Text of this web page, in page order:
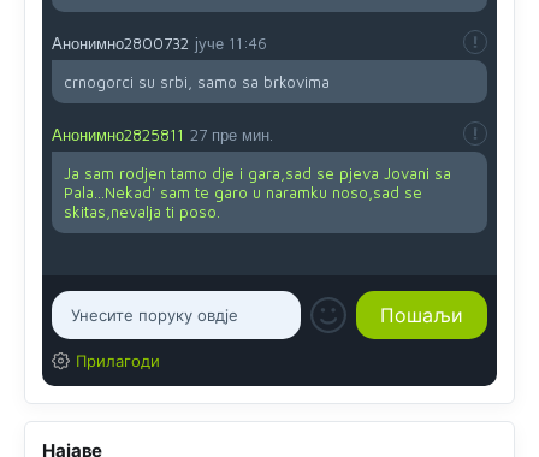
Анонимно2800732 јуче 11:46
crnogorci su srbi, samo sa brkovima
Анонимно2825811 27 пре мин.
Ja sam rodjen tamo dje i gara,sad se pjeva Jovani sa
Pala...Nekad' sam te garo u naramku noso,sad se
skitas,nevalja ti poso.
Прилагоди
Најаве